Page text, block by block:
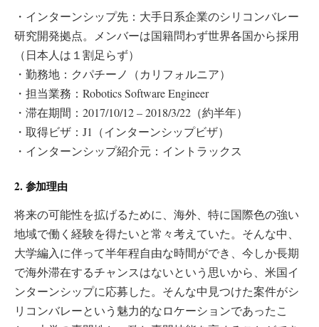
・インターンシップ先：大手日系企業のシリコンバレー
研究開発拠点。メンバーは国籍問わず世界各国から採用
（日本人は１割足らず）
・勤務地：クパチーノ（カリフォルニア）
・担当業務：Robotics Software Engineer
・滞在期間：2017/10/12 – 2018/3/22（約半年）
・取得ビザ：J1（インターンシップビザ）
・インターンシップ紹介元：イントラックス
2. 参加理由
将来の可能性を拡げるために、海外、特に国際色の強い
地域で働く経験を得たいと常々考えていた。そんな中、
大学編入に伴って半年程自由な時間ができ、今しか長期
で海外滞在するチャンスはないという思いから、米国イ
ンターンシップに応募した。そんな中見つけた案件がシ
リコンバレーという魅力的なロケーションであったこ